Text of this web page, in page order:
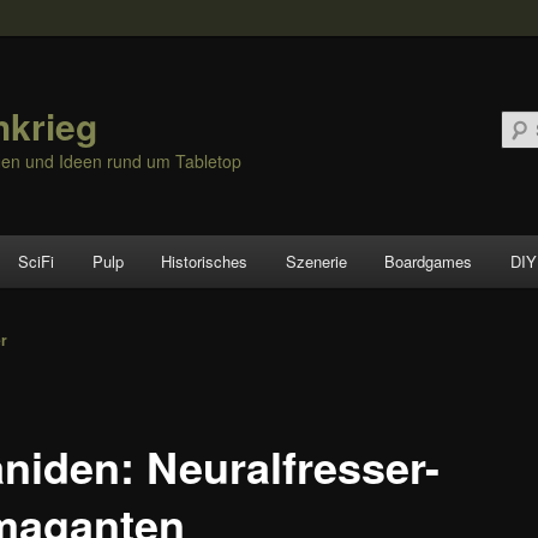
und Ideen rund um Tabletop
SciFi Pulp Historisches Szenerie Boardgames DIY
Neuralfresser-